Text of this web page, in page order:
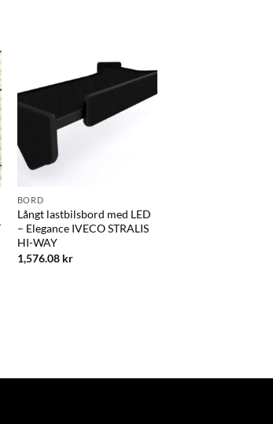
BORD
Långt lastbilsbord med LED
– Elegance IVECO STRALIS
HI-WAY
1,576.08 kr